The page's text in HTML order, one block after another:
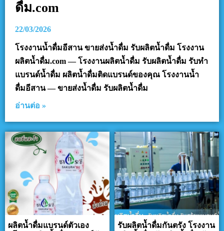
ดื่ม.com
22/03/2026
โรงงานน้ำดื่มอีสาน ขายส่งน้ำดื่ม รับผลิตน้ำดื่ม โรงงาน
ผลิตน้ำดื่ม.com — โรงงานผลิตน้ำดื่ม รับผลิตน้ำดื่ม รับทำ
แบรนด์น้ำดื่ม ผลิตน้ำดื่มติดแบรนด์ของคุณ โรงงานน้ำ
ดื่มอีสาน — ขายส่งน้ำดื่ม รับผลิตน้ำดื่ม
อ่านต่อ »
ผลิตน้ำดื่มแบรนด์ตัวเอง
รับผลิตน้ำดื่มกันตรัง โรงงาน